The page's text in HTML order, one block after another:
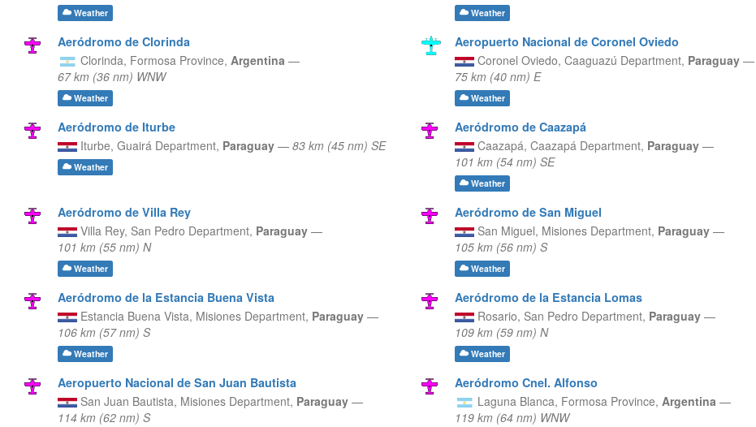
Weather Weather
Aeródromo de Clorinda
Clorinda, Formosa Province, Argentina —
67 km (36 nm) WNW
Weather
Aeropuerto Nacional de Coronel Oviedo
Coronel Oviedo, Caaguazú Department, Paraguay —
75 km (40 nm) E
Weather
Aeródromo de Iturbe
Iturbe, Guairá Department, Paraguay — 83 km (45 nm) SE
Weather
Aeródromo de Caazapá
Caazapá, Caazapá Department, Paraguay —
101 km (54 nm) SE
Weather
Aeródromo de Villa Rey
Villa Rey, San Pedro Department, Paraguay —
101 km (55 nm) N
Weather
Aeródromo de San Miguel
San Miguel, Misiones Department, Paraguay —
105 km (56 nm) S
Weather
Aeródromo de la Estancia Buena Vista
Estancia Buena Vista, Misiones Department, Paraguay —
106 km (57 nm) S
Weather
Aeródromo de la Estancia Lomas
Rosario, San Pedro Department, Paraguay —
109 km (59 nm) N
Weather
Aeropuerto Nacional de San Juan Bautista
San Juan Bautista, Misiones Department, Paraguay —
114 km (62 nm) S
Aeródromo Cnel. Alfonso
Laguna Blanca, Formosa Province, Argentina —
119 km (64 nm) WNW